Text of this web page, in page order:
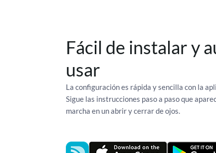
Fácil de instalar y
usar
La configuración es rápida y sencilla con la
Sigue las instrucciones paso a paso que
marcha en un abrir y cerrar de ojos.